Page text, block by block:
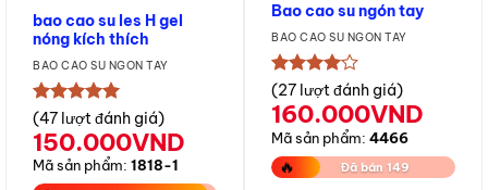
bao cao su les H gel
nóng kích thích
BAO CAO SU NGÓN TAY
★★★★★
(47 lượt đánh giá)
150.000VND
Mã sản phẩm: 1818-1
Bao cao su ngón tay
BAO CAO SU NGÓN TAY
★★★★★
(27 lượt đánh giá)
160.000VND
Mã sản phẩm: 4466
🔥 Đã bán 149